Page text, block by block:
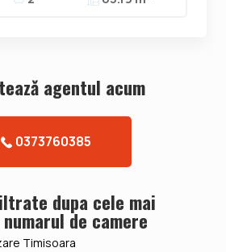
agentul acum
0373760385
dupa cele mai
de camere
Timisoara